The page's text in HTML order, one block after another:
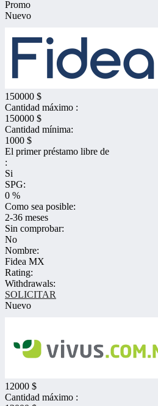
Promo
Nuevo
150000 $
Cantidad máximo :
150000 $
Cantidad mínima:
1000 $
El primer préstamo libre de
:
Si
SPG:
0 %
Como sea posible:
2-36 meses
Sin comprobar:
No
Nombre:
Fidea MX
Rating:
Withdrawals:
SOLICITAR
Nuevo
12000 $
Cantidad máximo :